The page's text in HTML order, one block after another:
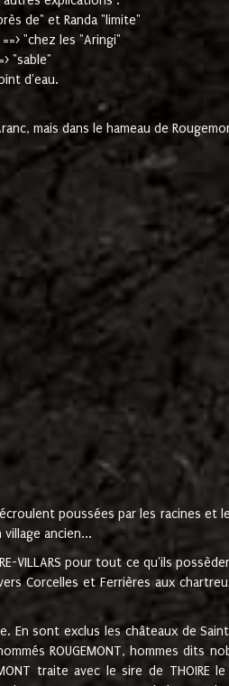
de" et Randa "limite"
"chez les "Aringi"
"sable"
d'eau.
mais dans le hameau de
poussées par les racines et
ancien...
VILLARS pour tout ce qu'ils
Corcelles et Ferrières aux
En sont exclus les châteaux de
ROUGEMONT, hommes dits
traite avec le sire de